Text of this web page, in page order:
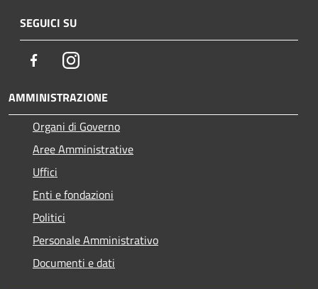
SEGUICI SU
FacebookInstagram
AMMINISTRAZIONE
Organi di Governo
Aree Amministrative
Uffici
Enti e fondazioni
Politici
Personale Amministrativo
Documenti e dati